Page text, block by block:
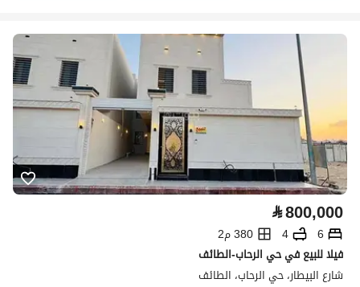
⃁800,000
6
4
380 م2
فيلا للبيع في حي الرحاب-الطائف
شارع البيطار، حي الرحاب، الطائف